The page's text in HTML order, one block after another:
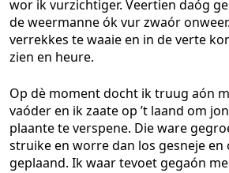
wor ik vurzichtiger. Veertien daóg
de weermanne ók vur zwaór
verrekkes te waaie en in de verte
zien en heure.
Op dè moment docht ik truug aón
vaóder en ik zaate op ’t laand om
plaante te verspene. Die ware
struike en worre dan los gesneje
geplaand. Ik waar tevoet gegaón